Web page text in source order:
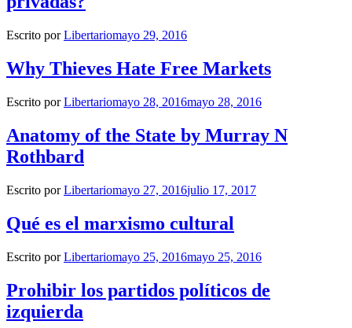
Escrito porLibertariomayo 29, 2016
Why Thieves Hate Free Markets
Escrito porLibertariomayo 28, 2016mayo 28, 2016
Anatomy of the State by Murray N
Rothbard
Escrito porLibertariomayo 27, 2016julio 17, 2017
Qué es el marxismo cultural
Escrito porLibertariomayo 25, 2016mayo 25, 2016
Prohibir los partidos políticos de
izquierda